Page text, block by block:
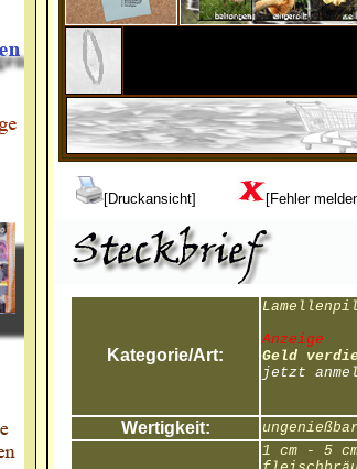
[Druckansicht] [Fehler
Kategorie/Art:
Anzeige
Geld
jetzt
Wertigkeit:
1 cm - 5